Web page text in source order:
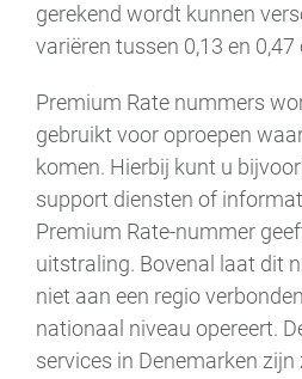
gerekend wordt kunnen
variëren tussen 0,13 en
Premium Rate nummers
gebruikt voor oproepen
komen. Hierbij kunt u
support diensten of
Premium Rate-nummer
uitstraling. Bovenal laat dit
niet aan een regio
nationaal niveau opereert.
services in Denemarken